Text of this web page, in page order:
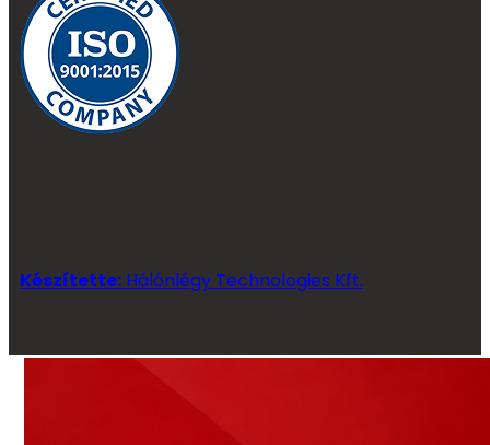
Készítette: Hálónlégy Technologies Kft.